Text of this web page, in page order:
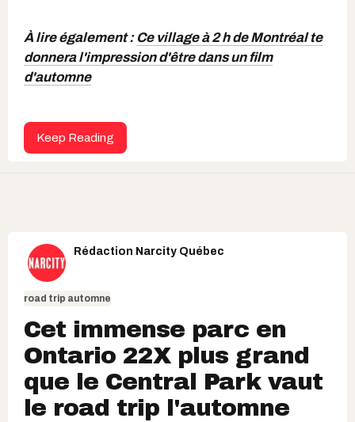
À lire également : Ce village à 2 h de Montréal te
donnera l'impression d'être dans un film
d'automne
Keep Reading
Rédaction Narcity Québec
road trip automne
Cet immense parc en
Ontario 22X plus grand
que le Central Park vaut
le road trip l'automne